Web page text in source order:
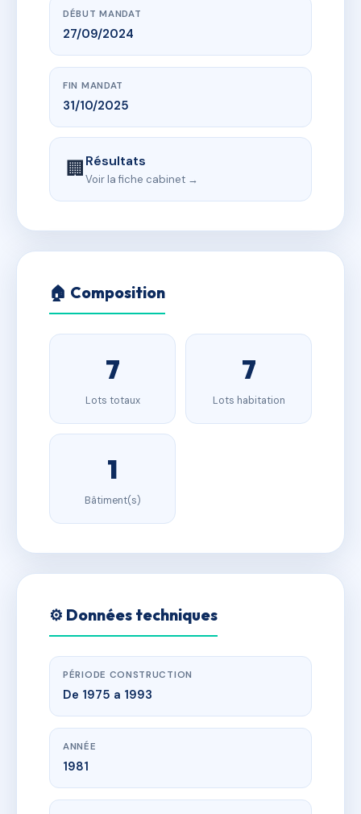
DÉBUT MANDAT
27/09/2024
FIN MANDAT
31/10/2025
🏢Résultats
Voir la fiche cabinet →
🏠 Composition
7
Lots totaux
7
Lots habitation
1
Bâtiment(s)
⚙️ Données techniques
PÉRIODE CONSTRUCTION
De 1975 a 1993
ANNÉE
1981